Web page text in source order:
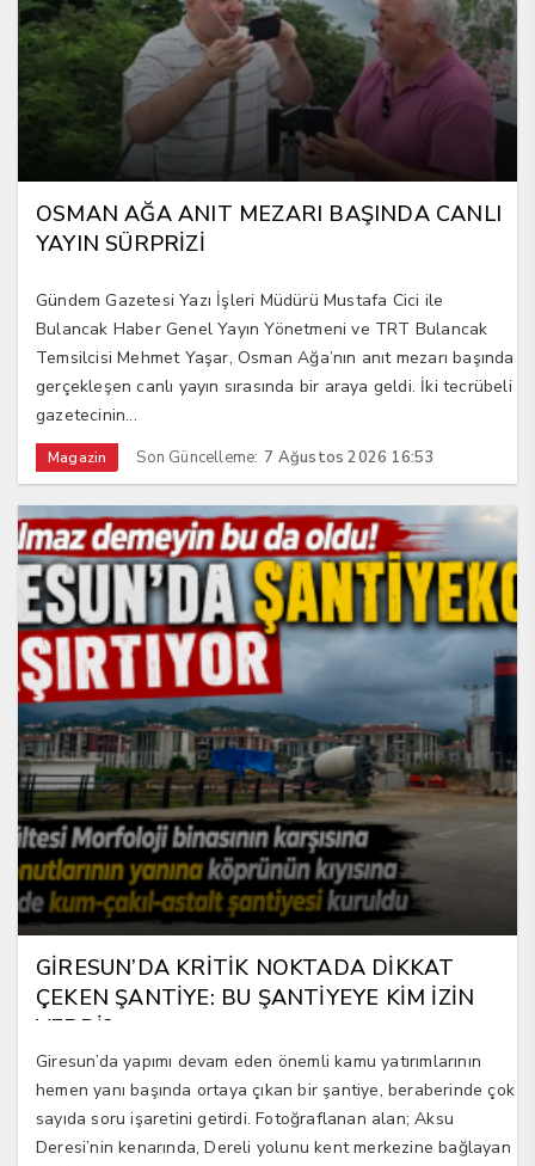
OSMAN AĞA ANIT MEZARI BAŞINDA CANLI
YAYIN SÜRPRİZİ
Gündem Gazetesi Yazı İşleri Müdürü Mustafa Cici ile
Bulancak Haber Genel Yayın Yönetmeni ve TRT Bulancak
Temsilcisi Mehmet Yaşar, Osman Ağa’nın anıt mezarı başında
gerçekleşen canlı yayın sırasında bir araya geldi. İki tecrübeli
gazetecinin...
Magazin Son Güncelleme: 7 Ağustos 2026 16:53
GİRESUN’DA KRİTİK NOKTADA DİKKAT
ÇEKEN ŞANTİYE: BU ŞANTİYEYE KİM İZİN
VERDİ?
Giresun’da yapımı devam eden önemli kamu yatırımlarının
hemen yanı başında ortaya çıkan bir şantiye, beraberinde çok
sayıda soru işaretini getirdi. Fotoğraflanan alan; Aksu
Deresi’nin kenarında, Dereli yolunu kent merkezine bağlayan